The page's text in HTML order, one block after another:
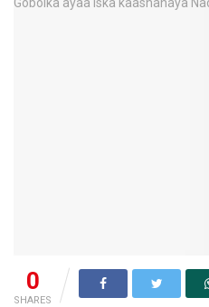
0
SHARES